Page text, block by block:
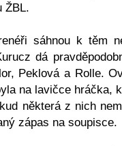
ŽBL.
sáhnou k těm
dá
Peklová a Rolle.
na lavičce hráčka,
některá z nich
zápas na